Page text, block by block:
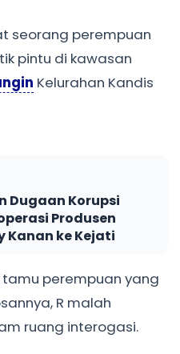
seorang perempuan
pintu di kawasan
Kelurahan Kandis
Dugaan Korupsi
Produsen
Kanan ke Kejati
perempuan yang
R malah
ruang interogasi.